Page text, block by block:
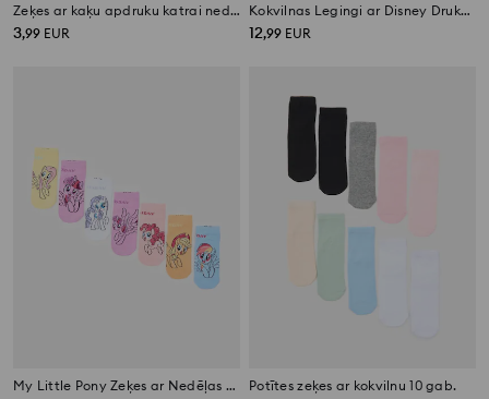
Zeķes ar kaķu apdruku katrai nedēļas dienai, 7 pāru iepakojums
3,99 EUR
Kokvilnas Legingi ar Disney Druku, 4 gab
12,99 EUR
My Little Pony Zeķes ar Nedēļas Dienām 7 gab. Potītes zeķes ar kokvilnu 10 gab.